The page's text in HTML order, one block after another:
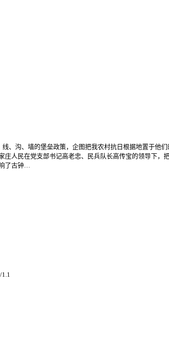
、沟、墙的堡垒政策，企图把我农村抗日根据地置于他
人民在党支部书记高老忠、民兵队长高传宝的领导下
了古钟…